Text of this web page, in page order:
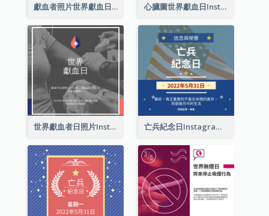
獻血者照片世界獻血日Instagram帖子 心臟圖世界獻血日Instagram帖子
世界獻血者日照片Instagram帖子 亡兵紀念日Instagram帖子(附名言引用)